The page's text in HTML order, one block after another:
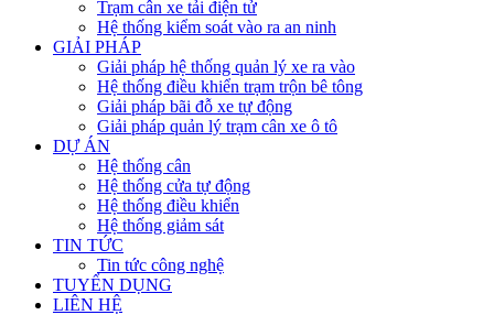
Trạm cân xe tải điện tử
Hệ thống kiểm soát vào ra an ninh
GIẢI PHÁP
Giải pháp hệ thống quản lý xe ra vào
Hệ thống điều khiển trạm trộn bê tông
Giải pháp bãi đỗ xe tự động
Giải pháp quản lý trạm cân xe ô tô
DỰ ÁN
Hệ thống cân
Hệ thống cửa tự động
Hệ thống điều khiển
Hệ thống giảm sát
TIN TỨC
Tin tức công nghệ
TUYỂN DỤNG
LIÊN HỆ